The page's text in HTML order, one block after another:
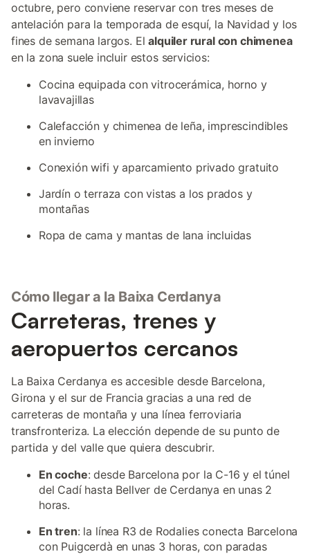
octubre, pero conviene reservar con tres meses de
antelación para la temporada de esquí, la Navidad y los
fines de semana largos. Elalquiler rural con chimenea
en la zona suele incluir estos servicios:
Cocina equipada con vitrocerámica, horno y
lavavajillas
Calefacción y chimenea de leña, imprescindibles
en invierno
Conexión wifi y aparcamiento privado gratuito
Jardín o terraza con vistas a los prados y
montañas
Ropa de cama y mantas de lana incluidas
Cómo llegar a la Baixa Cerdanya
Carreteras, trenes y
aeropuertos cercanos
La Baixa Cerdanya es accesible desde Barcelona,
Girona y el sur de Francia gracias a una red de
carreteras de montaña y una línea ferroviaria
transfronteriza. La elección depende de su punto de
partida y del valle que quiera descubrir.
En coche: desde Barcelona por la C-16 y el túnel
del Cadí hasta Bellver de Cerdanya en unas 2
horas.
En tren: la línea R3 de Rodalies conecta Barcelona
con Puigcerdà en unas 3 horas, con paradas